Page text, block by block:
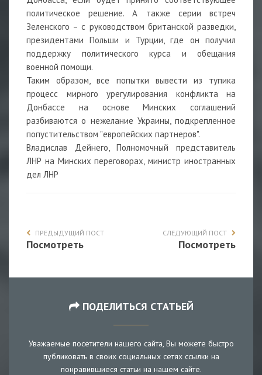
политическое решение. А также серии встреч
Зеленского – с руководством британской разведки,
президентами Польши и Турции, где он получил
поддержку политического курса и обещания
военной помощи.
Таким образом, все попытки вывести из тупика
процесс мирного урегулирования конфликта на
Донбассе на основе Минских соглашений
разбиваются о нежелание Украины, подкрепленное
попустительством "европейских партнеров".
Владислав Дейнего, Полномочный представитель
ЛНР на Минских переговорах, министр иностранных
дел ЛНР
ПРЕДЫДУЩИЙ ПОСТ
Посмотреть
СЛЕДУЮЩИЙ ПОСТ
Посмотреть
ПОДЕЛИТЬСЯ СТАТЬЕЙ
Уважаемые посетители нашего сайта, Вы можете быстро
публиковать в своих социальных сетях ссылки на
понравившиеся статьи на нашем сайте.